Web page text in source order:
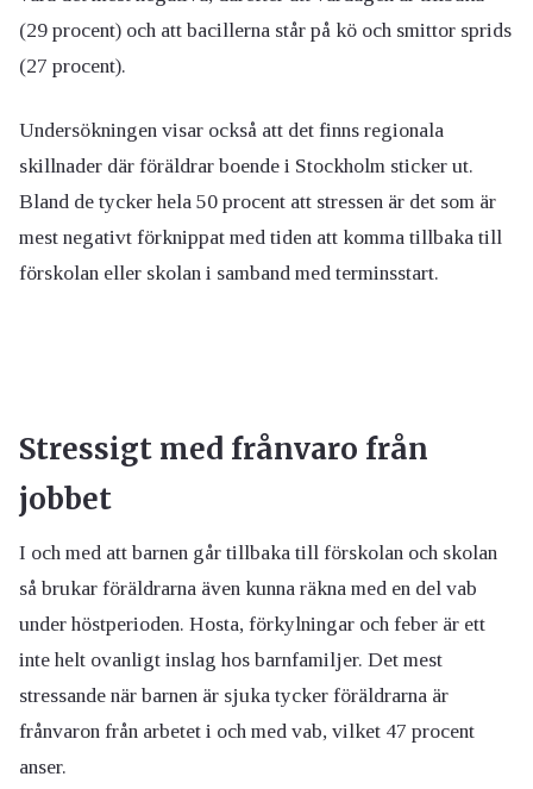
(29 procent) och att bacillerna står på kö och smittor sprids
(27 procent).
Undersökningen visar också att det finns regionala
skillnader där föräldrar boende i Stockholm sticker ut.
Bland de tycker hela 50 procent att stressen är det som är
mest negativt förknippat med tiden att komma tillbaka till
förskolan eller skolan i samband med terminsstart.
Stressigt med frånvaro från
jobbet
I och med att barnen går tillbaka till förskolan och skolan
så brukar föräldrarna även kunna räkna med en del vab
under höstperioden. Hosta, förkylningar och feber är ett
inte helt ovanligt inslag hos barnfamiljer. Det mest
stressande när barnen är sjuka tycker föräldrarna är
frånvaron från arbetet i och med vab, vilket 47 procent
anser.